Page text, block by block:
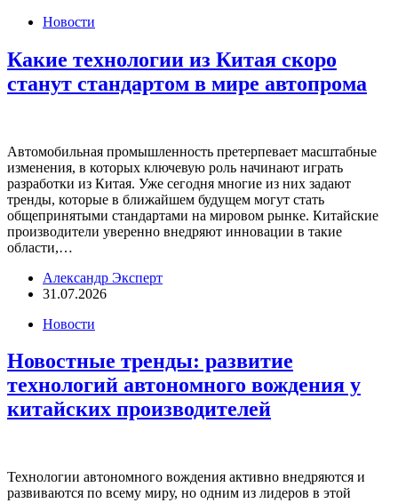
Новости
Какие технологии из Китая скоро
станут стандартом в мире автопрома
Автомобильная промышленность претерпевает масштабные
изменения, в которых ключевую роль начинают играть
разработки из Китая. Уже сегодня многие из них задают
тренды, которые в ближайшем будущем могут стать
общепринятыми стандартами на мировом рынке. Китайские
производители уверенно внедряют инновации в такие
области,…
Александр Эксперт
31.07.2026
Новости
Новостные тренды: развитие
технологий автономного вождения у
китайских производителей
Технологии автономного вождения активно внедряются и
развиваются по всему миру, но одним из лидеров в этой